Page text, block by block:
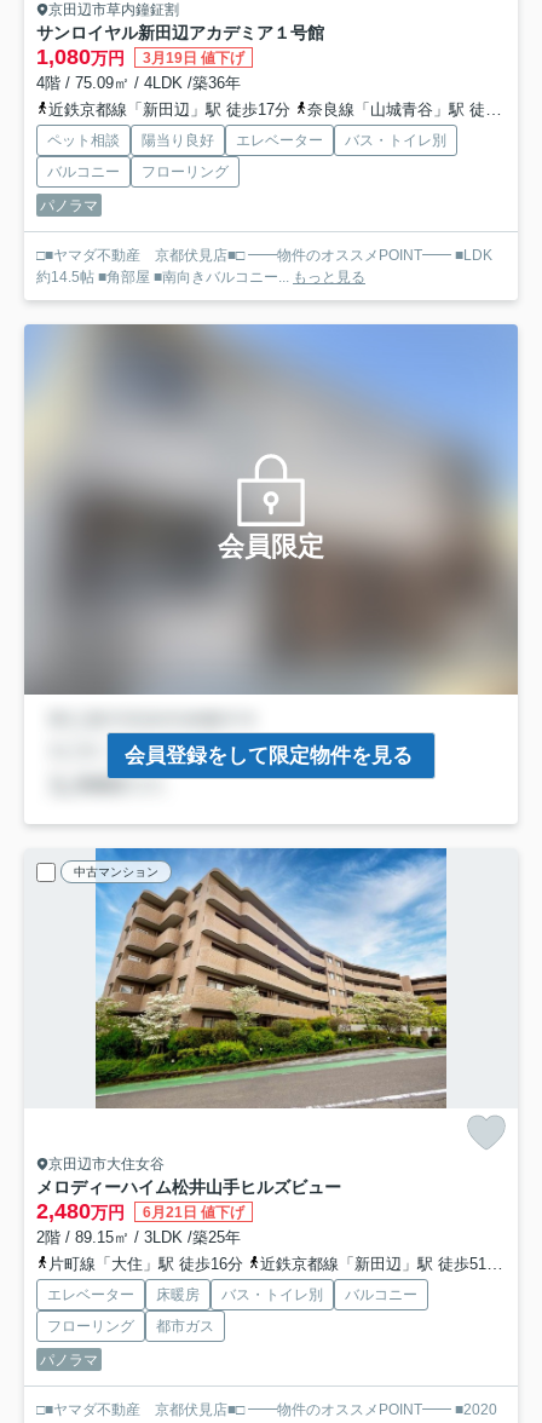
京田辺市草内鐘鉦割
サンロイヤル新田辺アカデミア１号館
1,080万円 3月19日 値下げ
4階 / 75.09㎡ / 4LDK /築36年
近鉄京都線「新田辺」駅 徒歩17分
奈良線「山城青谷」駅 徒歩24分
ペット相談 陽当り良好 エレベーター
バス・トイレ別
バルコニー
フローリング
パノラマ
□■ヤマダ不動産 京都伏見店■□ ━━物件のオススメPOINT━━ ■LDK
約14.5帖 ■角部屋 ■南向きバルコニー... もっと見る
会員限定
会員登録をして限定物件を見る
中古マンション
京田辺市大住女谷
メロディーハイム松井山手ヒルズビュー
2,480万円 6月21日 値下げ
2階 / 89.15㎡ / 3LDK /築25年
片町線「大住」駅 徒歩16分
近鉄京都線「新田辺」駅 徒歩51分
エレベーター 床暖房 バス・トイレ別
バルコニー
フローリング
都市ガス
パノラマ
□■ヤマダ不動産 京都伏見店■□ ━━物件のオススメPOINT━━ ■2020